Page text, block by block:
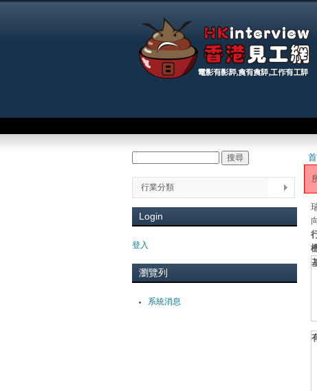
行業分類
Login
登入
瀏覽列
系統消息